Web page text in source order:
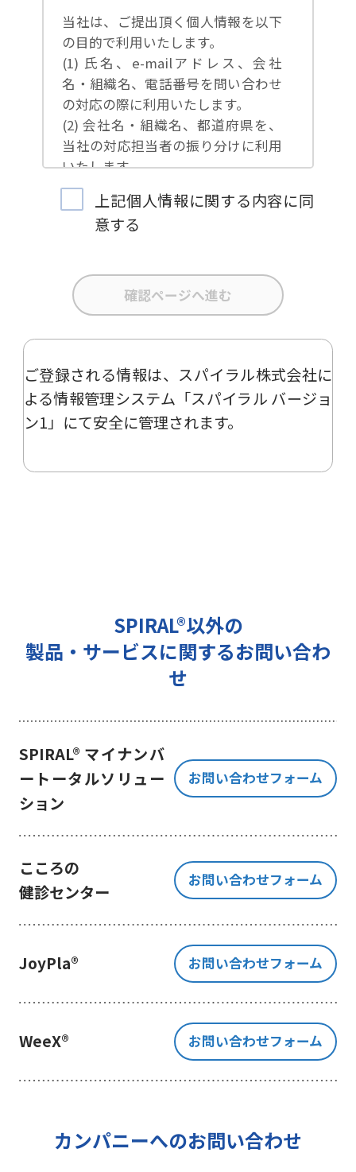
当社は、ご提出頂く個人情報を以下
の目的で利用いたします。
(1) 氏名、e-mailアドレス、会社
名・組織名、電話番号を問い合わせ
の対応の際に利用いたします。
(2) 会社名・組織名、都道府県を、
当社の対応担当者の振り分けに利用
いたします。
(3) お問合せ内容について集計分析
を行い、当社製品・サービスの企画
開発や、販促営業活動の参考にいた
(4) 氏名、e-mailアドレス、会社
名・組織名、電話番号を、当社の製
品・サービスのご案内や当社が独自
ー、イベント、展示会の開催や出展
情報の提供の際に利用いたします。
その他の目的では使用致しません。
2 個人情報の管理について
という）に準拠した適切な保護措置
を講じます。
3 個人情報の第三者提供について
き、ご提出いただく個人情報を、貴
はございません。
但し、お客様から同意をいただいた
場合のみ、日本及びアメリカ合衆国
※Google LLC は日本の個人情報保
護法が適用される個人情報取扱事業
者と同等の体制を整備しています。
詳しくは、11.Google 拡張コンバ
ージョンの利用をご確認ください。
当社が管理する本フォームから取
得した情報とGoogle LLC が管理す
る当社Webサイト閲覧履歴等の情報
を紐づけ、お客様の興味関心に沿っ
た当社サービスに関する広告の配信
4 個人情報の外部委託について
上記個人情報に関する内容に同
意する
ご登録される情報は、 スパイラル株式会社に
よる情報管理システム「スパイラル バージョ
ン1」 にて安全に管理されます。
SPIRAL®以外の
製品・サービスに関するお問い合わ
せ
SPIRAL® マイナンバ
ートータルソリュー
ション
お問い合わせフォーム
こころの
健診センター
お問い合わせフォーム
JoyPla® お問い合わせフォーム
WeeX® お問い合わせフォーム
カンパニーへのお問い合わせ